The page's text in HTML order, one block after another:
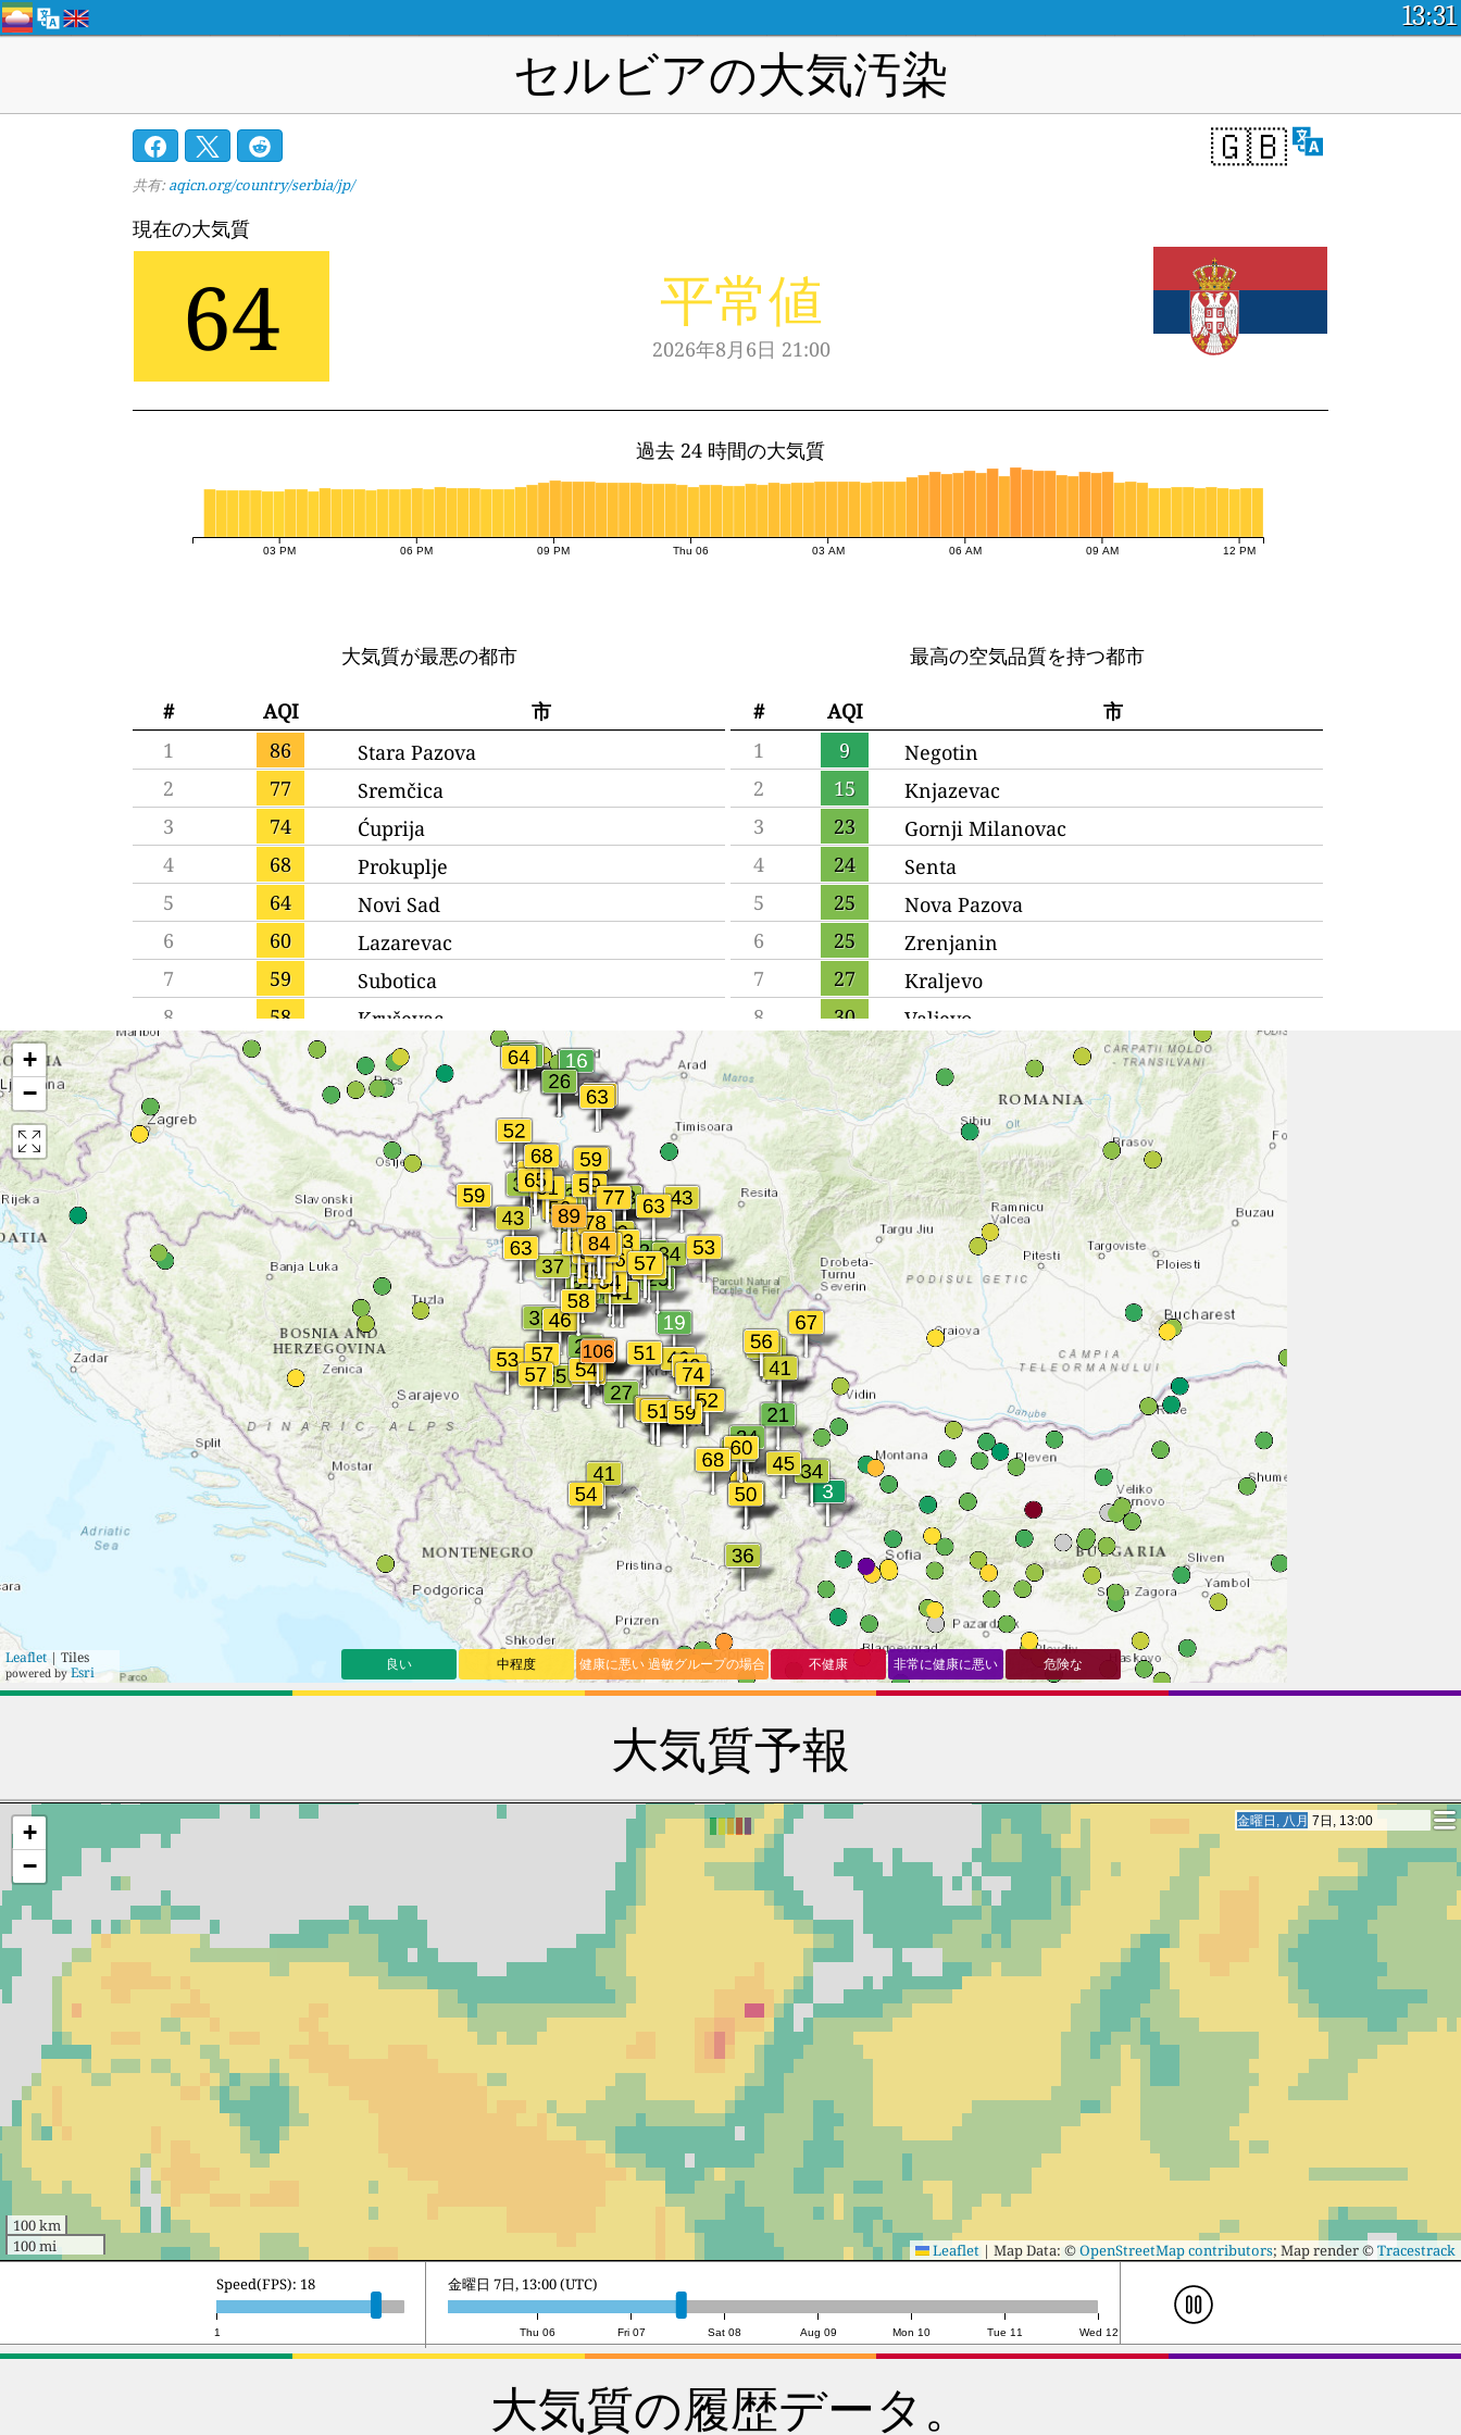
13:31
セルビアの大気汚染
🇬🇧
共有: aqicn.org/country/serbia/jp/
現在の大気質
64 平常値
2026年8月6日 21:00
過去 24 時間の大気質
03 PM 06 PM 09 PM Thu 06 03 AM 06 AM 09 AM 12 PM
大気質が最悪の都市
# AQI
市
1
86
Stara Pazova
2
77
Sremčica
3
74
Ćuprija
4
68
Prokuplje
5
64
Novi Sad
6
60
Lazarevac
7
59
Subotica
8
58
Kruševac
9
56
Inđija
55
Smederevo
11
55
Niš
12
54
Čačak
13
54
Vrbas
14
52
Trstenik
15
52
Leskovac
16
52
Belgrade
17
50
Užice
18
50
Kragujevac
19
50
Kikinda
20
46 Jagodina
最高の空気品質を持つ都市
# AQI
市
1
9
Negotin
2
15
Knjazevac
3
23
Gornji Milanovac
4
24
Senta
5
25
Nova Pazova
6
25
Zrenjanin
7
27
Kraljevo
8
30
Valjevo
9
34
Pirot
10
35
Vranje
11
36
Obrenovac
12
38
Šabac
13
39
Novi Pazar
14
40
Bor
15
41
Pančevo
16
Zaječar
17
43
Sremska Mitrovica
18
43
Vršac
19
46 Zemun
+
−
Leaflet| Tiles
powered by Esri 良い 中程度 健康に悪い 過敏グループの場合 不健康 非常に健康に悪い 危険な
大気質予報
土曜日, 八月 8日, 11:00
土曜日, 八月 8日, 11:00
+
−
100 km
100 mi
Leaflet | Map Data: ©OpenStreetMap contributors; Map render ©Tracestrack
1
Speed(FPS): 18
Thu 06 Fri 07 Sat 08 Aug 09 Mon 10 Tue 11 Wed 12
土曜日 8日, 11:00 (UTC)
大気質の履歴データ。